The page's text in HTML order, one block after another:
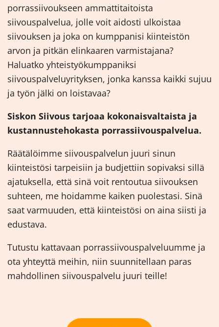
porrassiivoukseen ammattitaitoista
siivouspalvelua, jolle voit aidosti ulkoistaa
siivouksen ja joka on kumppanisi kiinteistön
arvon ja pitkän elinkaaren varmistajana?
Haluatko yhteistyökumppaniksi
siivouspalveluyrityksen, jonka kanssa kaikki sujuu
ja työn jälki on loistavaa?
Siskon Siivous tarjoaa kokonaisvaltaista ja
kustannustehokasta porrassiivouspalvelua.
Räätälöimme siivouspalvelun juuri sinun
kiinteistösi tarpeisiin ja budjettiin sopivaksi sillä
ajatuksella, että sinä voit rentoutua siivouksen
suhteen, me hoidamme kaiken puolestasi. Sinä
saat varmuuden, että kiinteistösi on aina siisti ja
edustava.
Tutustu kattavaan porrassiivouspalveluumme ja
ota yhteyttä meihin, niin suunnitellaan paras
mahdollinen siivouspalvelu juuri teille!